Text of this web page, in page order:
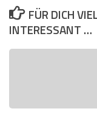
FÜR DICH
INTERESSANT …